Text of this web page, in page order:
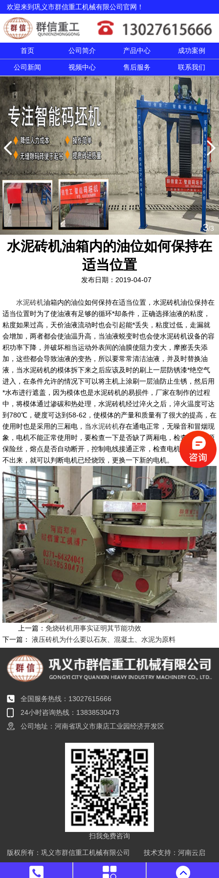
欢迎来到巩义市群信重工机械有限公司官网！
首页 公司简介 产品中心 成功案例
公司新闻 视频中心 售后服务 联系我们
3/3
水泥砖机油箱内的油位如何保持在
适当位置
发布日期：2019-04-07
水泥砖机油箱内的油位如何保持在适当位置，水泥砖机油位保持在
适当位置时为了使油液有足够的循环*却条件，正确选择油液的粘度，
粘度如果过高，天价油液流动时也会引起能*丢失，粘度过低，走漏就
会增加，两者都会使油温升高，当油液蜕变时也会使水泥砖机设备的容
积功率下降，并破坏相当运动外表间的油膜使阻力变大，摩擦丢失添
加，这些都会导致油液的变热，所以要常常清洁油液，并及时替换油
液，当水泥砖机的模体拆下来之后应该及时的刷上一层防锈漆*绝空气
进入，在条件允许的情况下可以将主机上涂刷一层油防止生锈，然后用
*水布进行遮盖，因为模体也是水泥砖机的易损件，厂家在制作的过程
中，将模体通过渗碳和热处理，水泥砖机经过淬火之后，淬火温度可达
到780℃，硬度可达到58-62，使模体的产量和质量有了很大的提高，在
使用时也是采用的三厢电，当水泥砖机存在通电正常，无噪音和冒烟现
象，电机不能正常使用时，要检查一下是否缺了两厢电，检查一下电源
保险丝，熔点是否自动断开，控制电线接通正常，检查电机，如果检测
不出来，就可以判断电机已经烧毁，更换一下新的电机。
上一篇： 免烧砖机用事实证明其节能功效
下一篇：
液压砖机为什么要以石灰、混凝土、水泥为原料
全国服务热线：13027615666
24小时咨询热线：13838530473
公司地址：河南省巩义市康店工业园经济开发区
扫我免费咨询
版权所有：巩义市群信重工机械有限公司 技术支持：河南云启